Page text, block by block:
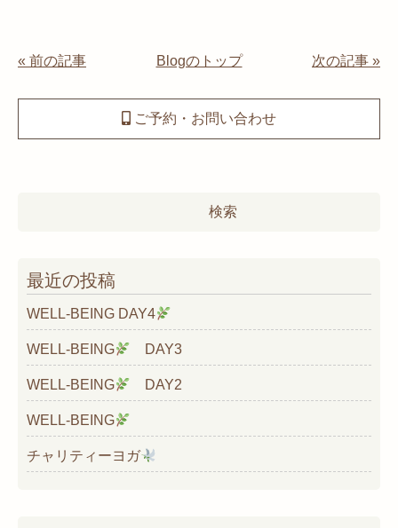
« 前の記事 Blogのトップ 次の記事 »
ご予約・お問い合わせ
最近の投稿
WELL-BEING DAY4
WELL-BEING DAY3
WELL-BEING DAY2
WELL-BEING
チャリティーヨガ